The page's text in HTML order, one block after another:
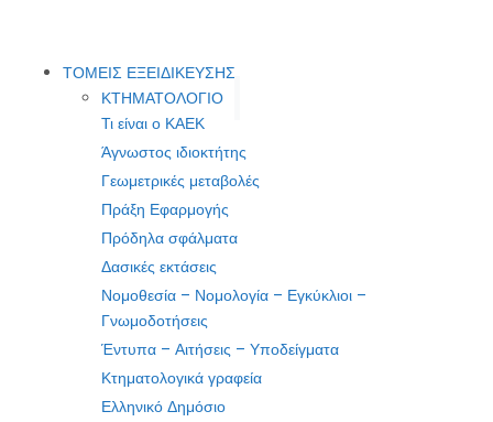
ΤΟΜΕΙΣ ΕΞΕΙΔΙΚΕΥΣΗΣ
ΚΤΗΜΑΤΟΛΟΓΙΟ
Τι είναι ο ΚΑΕΚ
Άγνωστος ιδιοκτήτης
Γεωμετρικές μεταβολές
Πράξη Εφαρμογής
Πρόδηλα σφάλματα
Δασικές εκτάσεις
Νομοθεσία – Νομολογία – Εγκύκλιοι –
Γνωμοδοτήσεις
Έντυπα – Αιτήσεις – Υποδείγματα
Κτηματολογικά γραφεία
Ελληνικό Δημόσιο